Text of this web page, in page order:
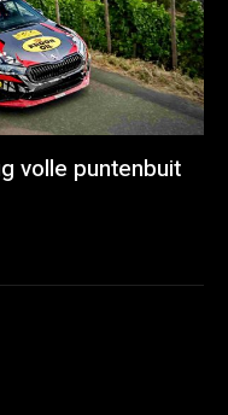
volle puntenbuit